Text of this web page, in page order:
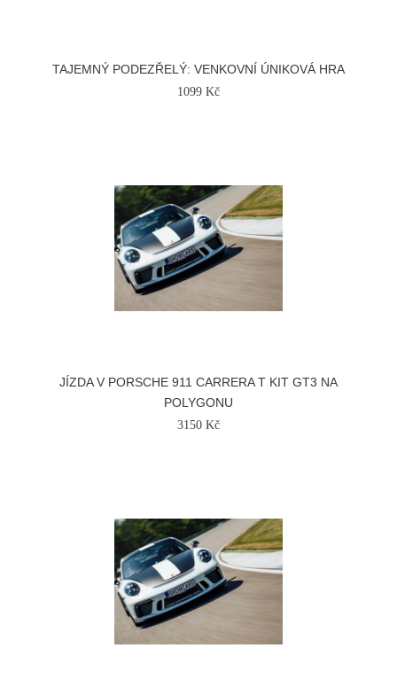
TAJEMNÝ PODEZŘELÝ: VENKOVNÍ ÚNIKOVÁ HRA
1099 Kč
JÍZDA V PORSCHE 911 CARRERA T KIT GT3 NA
POLYGONU
3150 Kč